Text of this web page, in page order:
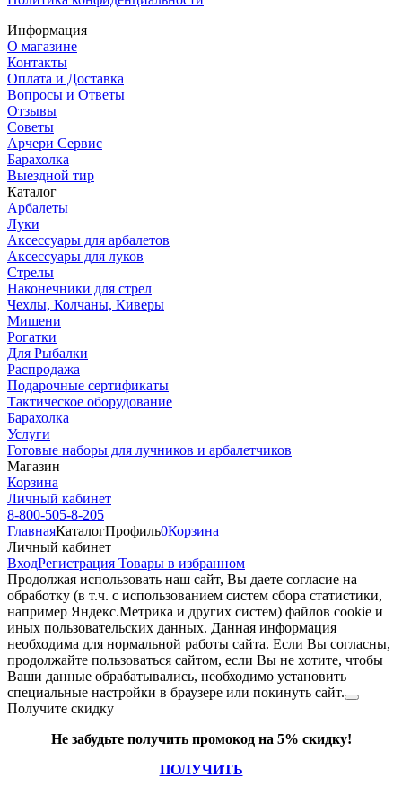
Информация
О магазине
Контакты
Оплата и Доставка
Вопросы и Ответы
Отзывы
Советы
Арчери Сервис
Барахолка
Выездной тир
Каталог
Арбалеты
Луки
Аксессуары для арбалетов
Аксессуары для луков
Стрелы
Наконечники для стрел
Чехлы, Колчаны, Киверы
Мишени
Рогатки
Для Рыбалки
Распродажа
Подарочные сертификаты
Тактическое оборудование
Барахолка
Услуги
Готовые наборы для лучников и арбалетчиков
Магазин
Корзина
Личный кабинет
8-800-505-8-205
ГлавнаяКаталогПрофиль0Корзина
Личный кабинет
ВходРегистрация Товары в избранном
Продолжая использовать наш cайт, Вы даете согласие на
обработку (в т.ч. с использованием систем сбора статистики,
например Яндекс.Метрика и других систем) файлов cookie и
иных пользовательских данных. Данная информация
необходима для нормальной работы сайта. Если Вы согласны,
продолжайте пользоваться сайтом, если Вы не хотите, чтобы
Ваши данные обрабатывались, необходимо установить
специальные настройки в браузере или покинуть сайт.
Получите скидку
Не забудьте получить промокод на 5% скидку!
ПОЛУЧИТЬ